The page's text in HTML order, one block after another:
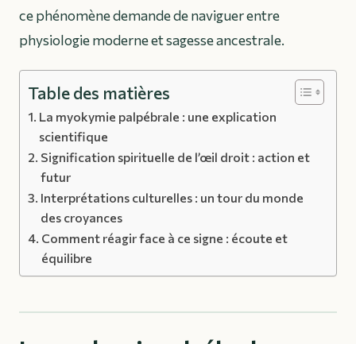
ce phénomène demande de naviguer entre
physiologie moderne et sagesse ancestrale.
Table des matières
La myokymie palpébrale : une explication
scientifique
Signification spirituelle de l’œil droit : action et
futur
Interprétations culturelles : un tour du monde
des croyances
Comment réagir face à ce signe : écoute et
équilibre